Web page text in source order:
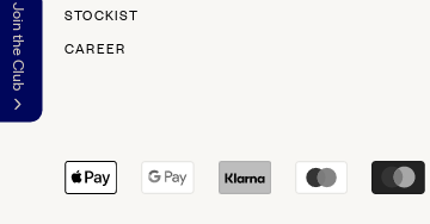
STOCKIST
CAREER
Join the Club